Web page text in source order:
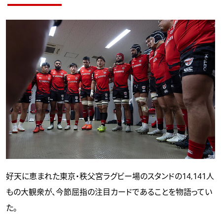
好天に恵まれた東京・秩父宮ラグビー場のスタンドの14,141人
もの大観衆が、今節屈指の注目カードであることを物語ってい
た。